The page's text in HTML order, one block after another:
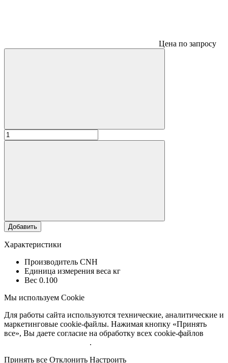
Цена по запросу
Добавить
Характеристики
Производитель CNH
Единица измерения веса кг
Вес 0.100
Мы используем Cookie
Для работы сайта используются технические, аналитические и
маркетинговые cookie-файлы. Нажимая кнопку «Принять
все», Вы даете согласие на обработку всех cookie-файлов
.
Принять все Отклонить Настроить